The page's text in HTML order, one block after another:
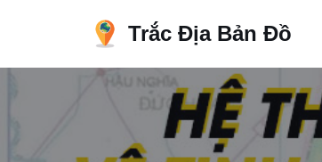
Trắc Địa Bản Đồ